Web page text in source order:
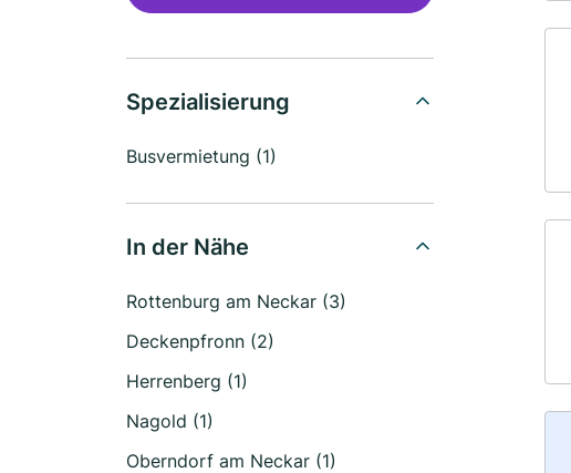
Spezialisierung
Busvermietung (1)
In der Nähe
Rottenburg am Neckar (3)
Deckenpfronn (2)
Herrenberg (1)
Nagold (1)
Oberndorf am Neckar (1)